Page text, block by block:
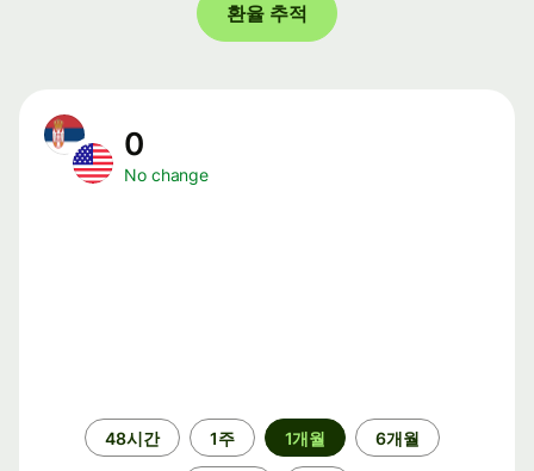
환율 추적
0
No change
48시간 1주 1개월 6개월